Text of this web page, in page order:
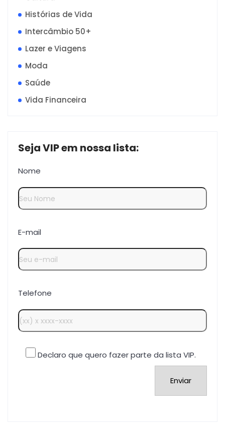
Histórias de Vida
Intercâmbio 50+
Lazer e Viagens
Moda
Saúde
Vida Financeira
Seja VIP em nossa lista:
Nome
E-mail
Telefone
Declaro que quero fazer parte da lista VIP.